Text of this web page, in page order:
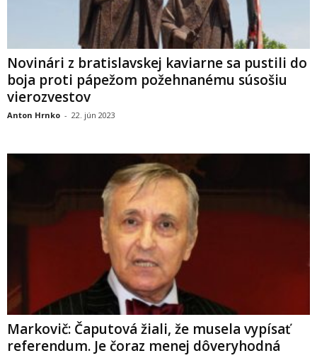
Novinári z bratislavskej kaviarne sa pustili do
boja proti pápežom požehnanému súsošiu
vierozvestov
Anton Hrnko - 22. jún 2023
Markovič: Čaputová žiali, že musela vypísať
referendum. Je čoraz menej dôveryhodná